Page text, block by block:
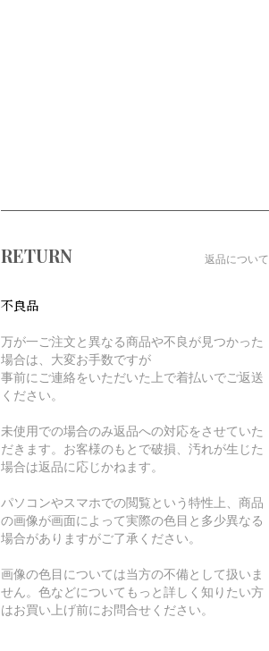
RETURN 返品について
不良品
万が一ご注文と異なる商品や不良が見つかった
場合は、大変お手数ですが
事前にご連絡をいただいた上で着払いでご返送
ください。
未使用での場合のみ返品への対応をさせていた
だきます。お客様のもとで破損、汚れが生じた
場合は返品に応じかねます。
パソコンやスマホでの閲覧という特性上、商品
の画像が画面によって実際の色目と多少異なる
場合がありますがご了承ください。
画像の色目については当方の不備として扱いま
せん。色などについてもっと詳しく知りたい方
はお買い上げ前にお問合せください。